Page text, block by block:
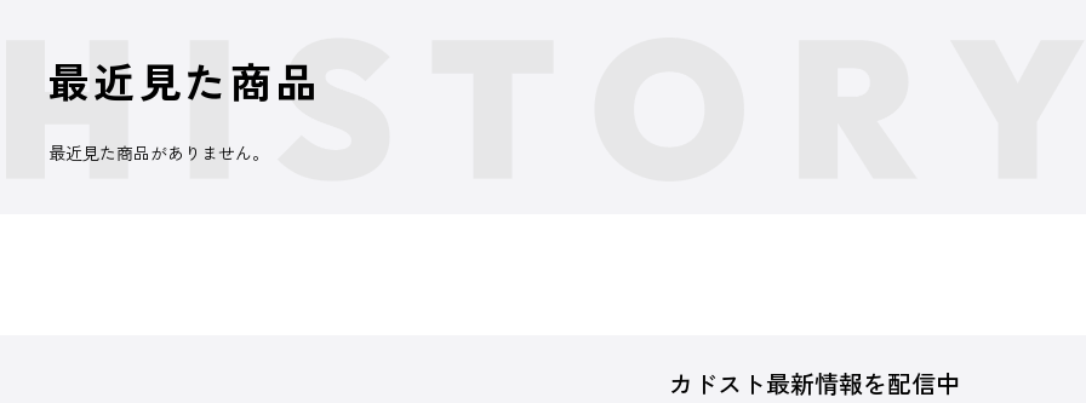
最近見た商品
最近見た商品がありません。
カドスト最新情報を配信中